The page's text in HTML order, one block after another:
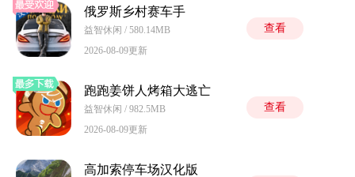
俄罗斯乡村赛车手
益智休闲 / 580.14MB
2026-08-09更新
查看
跑跑姜饼人烤箱大逃亡
益智休闲 / 982.5MB
2026-08-09更新
查看
高加索停车场汉化版